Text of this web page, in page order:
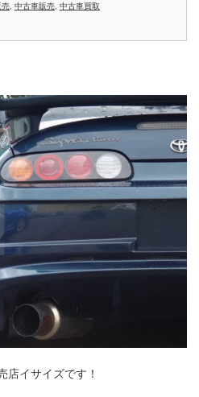
売 中古車販売 中古車買取
店イサイズです！